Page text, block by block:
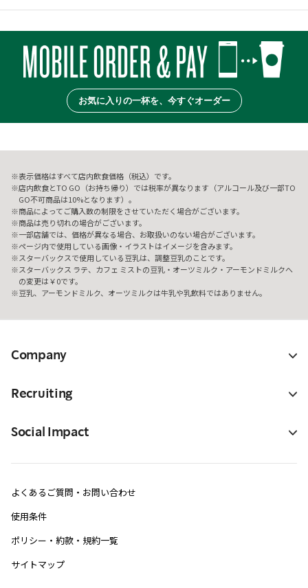
お気に入りの一杯を、今すぐオーダー
表示価格はすべて店内飲食価格（税込）です。
店内飲食とTO GO（お持ち帰り）では税率が異なります（アルコール及び一部TO
GO不可商品は10%となります）。
商品によってご購入数の制限をさせていただく場合がございます。
商品は売り切れの場合がございます。
一部店舗では、価格が異なる場合、お取扱いのない場合がございます。
ページ内で使用している画像・イラストはイメージを含みます。
スターバックスで使用している豆乳は、調整豆乳のことです。
スターバックス ラテ、カフェ ミストの豆乳・オーツミルク・アーモンドミルクへ
の変更は￥0です。
豆乳、アーモンドミルク、オーツミルクは牛乳や乳飲料ではありません。
Company
Recruiting
Social Impact
よくあるご質問・お問い合わせ
使用条件
ポリシー・約款・規約一覧
サイトマップ